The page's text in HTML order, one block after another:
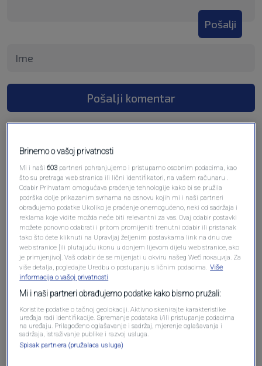
Pošalji
Pošalji komentar
Oglas
Brinemo o vašoj privatnosti
Mi i naši603 partneri pohranjujemo i pristupamo osobnim podacima, kao
što su pretraga web stranica ili lični identifikatori, na vašem računaru .
Odabir Prihvatam omogućava praćenje tehnologije kako bi se pružila
podrška dolje prikazanim svrhama na osnovu kojih mi i naši partneri
obrađujemo podatke Ukoliko je praćenje onemogućeno, neki od sadržaja i
reklama koje vidite možda neće biti relevantni za vas. Ovaj odabir postavki
možete ponovno odabrati i pritom promijeniti trenutni odabir ili pristanak
tako što ćete kliknuti na Upravljaj željenim postavkama link na dnu ove
web stranice [ili plutajuću ikonu u donjem lijevom dijelu web stranice, ako
je primjenjivo]. Vaš odabir će se mijenjati u okviru našeg Wеб локација. Za
više detalja, pogledajte Uredbu o postupanju s ličnim podacima. Više
informacija o vašoj privatnosti
Mi i naši partneri obrađujemo podatke kako bismo pružali:
Koristite podatke o tačnoj geolokaciji. Aktivno skenirajte karakteristike
uređaja radi identifikacije. Spremanje podataka i/ili pristupanje podacima
na uređaju. Prilagođeno oglašavanje i sadržaj, mjerenje oglašavanja i
sadržaja, istraživanje publike i razvoj usluga.
Spisak partnera (pružalaca usluga)